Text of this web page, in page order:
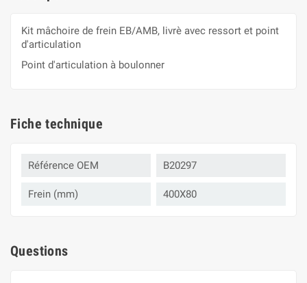
Kit mâchoire de frein EB/AMB, livrè avec ressort et point
d'articulation
Point d'articulation à boulonner
Fiche technique
Référence OEM B20297
Frein (mm) 400X80
Questions